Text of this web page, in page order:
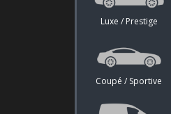
Luxe / Prestige
Coupé / Sportive